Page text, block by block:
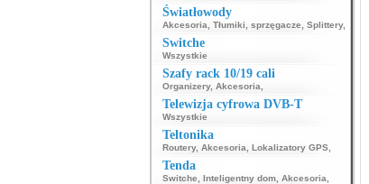
Światłowody
Akcesoria Tłumiki, sprzęgacze Splittery,
Switche
Wszystkie
Szafy rack 10/19 cali
Organizery, Akcesoria
Telewizja cyfrowa DVB-T
Wszystkie
Teltonika
Routery, Akcesoria Lokalizatory GPS,
Tenda
Switche Inteligentny dom, Akcesoria